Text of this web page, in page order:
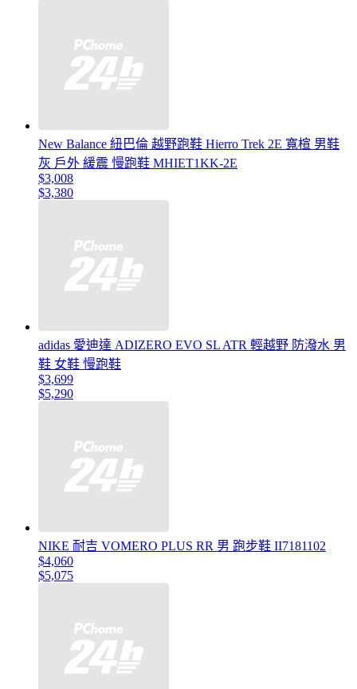
New Balance 紐巴倫 越野跑鞋 Hierro Trek 2E 寬楦 男鞋
灰 戶外 緩震 慢跑鞋 MHIET1KK-2E
$3,008
$3,380
adidas 愛迪達 ADIZERO EVO SL ATR 輕越野 防潑水 男
鞋 女鞋 慢跑鞋
$3,699
$5,290
NIKE 耐吉 VOMERO PLUS RR 男 跑步鞋 II7181102
$4,060
$5,075